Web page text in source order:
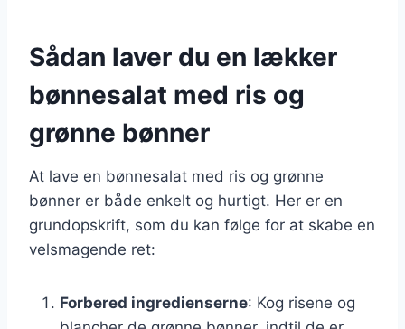
Sådan laver du en lækker
bønnesalat med ris og
grønne bønner
At lave en bønnesalat med ris og grønne
bønner er både enkelt og hurtigt. Her er en
grundopskrift, som du kan følge for at skabe en
velsmagende ret:
Forbered ingredienserne: Kog risene og